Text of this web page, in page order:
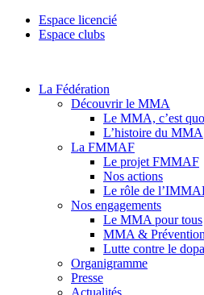
Espace licencié
Espace clubs
La Fédération
Découvrir le MMA
Le MMA, c’est
L’histoire du MMA
La FMMAF
Le projet FMMAF
Nos actions
Le rôle de
Nos engagements
Le MMA pour tous
MMA & Prévention
Lutte contre le
Organigramme
Presse
Actualités